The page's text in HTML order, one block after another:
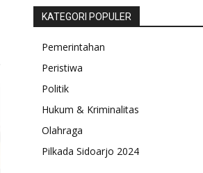
KATEGORI POPULER
Pemerintahan
Peristiwa
Politik
Hukum & Kriminalitas
Olahraga
Pilkada Sidoarjo 2024